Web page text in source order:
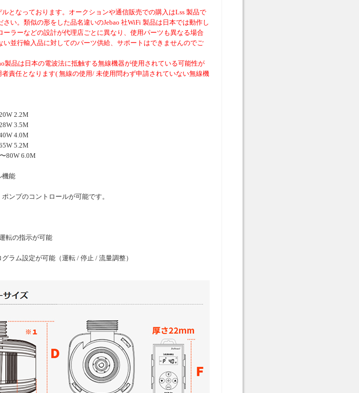
ルとなっております。オークションや通信販売での購入はLss 製品で
い。類似の形をした品名違いのJebao 社WiFi 製品は日本では動作し
ーラーなどの設計が代理店ごとに異なり、使用パーツも異なる場合
い並行輸入品に対してのパーツ供給、サポートはできませんのでご
製品は日本の電波法に抵触する無線機器が使用されている可能性が
責任となります( 無線の使用/ 未使用問わず申請されていない無線機
2.2M
3.5M
4.0M
5.2M
80W 6.0M
機能
ンプのコントロールが可能です。
転の指示が可能
ラム設定が可能（運転 / 停止 / 流量調整）